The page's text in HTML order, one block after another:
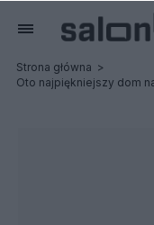
Strona główna